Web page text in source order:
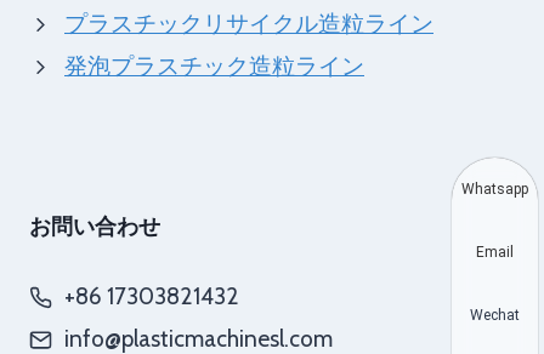
プラスチックリサイクル造粒ライン
発泡プラスチック造粒ライン
お問い合わせ
+86 17303821432
info@plasticmachinesl.com
Whatsapp
Email
Wechat